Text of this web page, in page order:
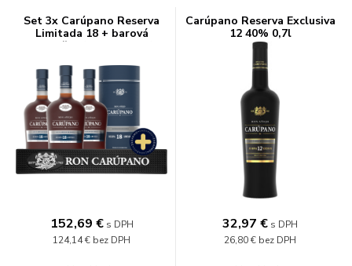
Set 3x Carúpano Reserva
Limitada 18 + barová
podložka (set 3 x 0.7 l)
152,69 € s DPH
124,14 € bez DPH
Carúpano Reserva Exclusiva
12 40% 0,7l
32,97 € s DPH
26,80 € bez DPH